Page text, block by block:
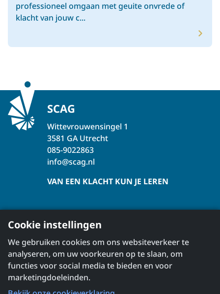
Cookie instellingen
We gebruiken cookies om ons websiteverkeer te
analyseren, om uw voorkeuren op te slaan, om
functies voor social media te bieden en voor
marketingdoeleinden.
professioneel omgaan met geuite onvrede of
klacht van jouw c...
SCAG
Wittevrouwensingel 1
3581 GA Utrecht
085-9022863
info@scag.nl
VAN EEN KLACHT KUN JE LEREN
Klachtbehandeling
Veelgestelde vragen
Nieuws
Workshops & webinars